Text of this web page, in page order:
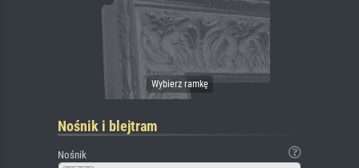
Nośnik i blejtram
Nośnik